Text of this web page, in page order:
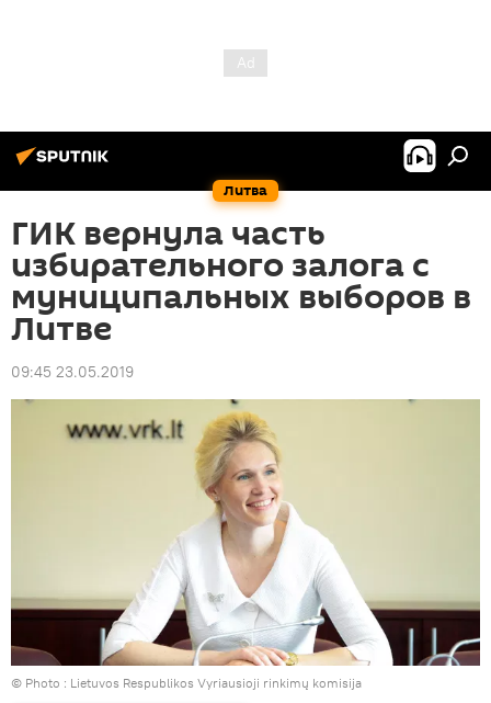
Литва
ГИК вернула часть
избирательного залога с
муниципальных выборов в
Литве
09:45 23.05.2019
© Photo : Lietuvos Respublikos Vyriausioji rinkimų komisija